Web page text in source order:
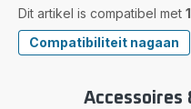
Dit artikel is compatibel met
Compatibiliteit nagaan
Accessoires